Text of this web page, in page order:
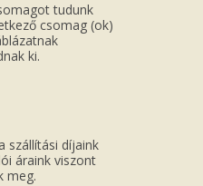
tudunk
csomag (ok)
ki.
szállítási díjaink
áraink viszont
meg.